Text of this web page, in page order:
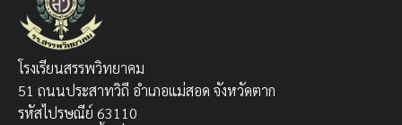
โรงเรียนสรรพวิทยาคม
51 ถนนประสาทวิถี อำเภอแม่สอด จังหวัดตาก
รหัสไปรษณีย์ 63110